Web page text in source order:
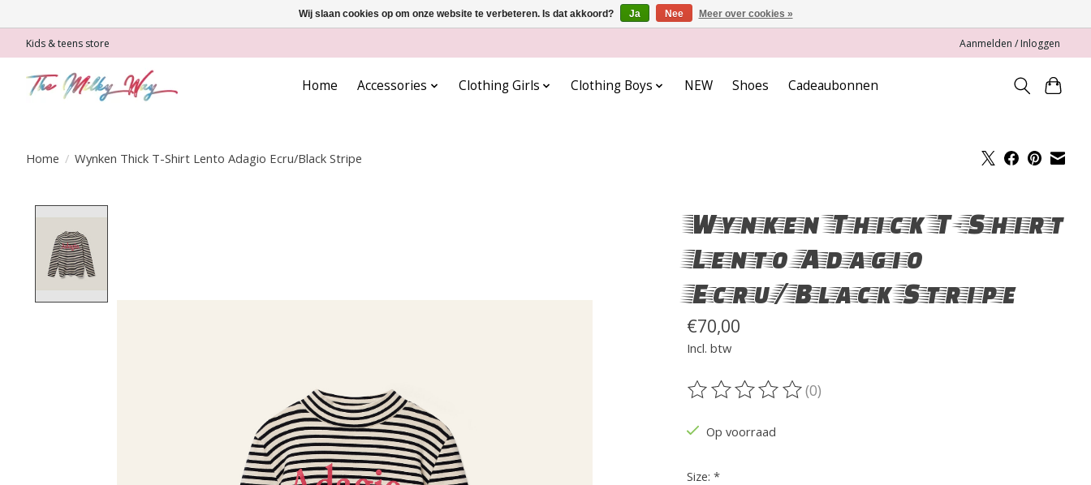
Kids & teens store Aanmelden / Inloggen
Home Accessories Clothing Girls Clothing Boys NEW Shoes Cadeaubonnen
Home / Wynken Thick T-Shirt Lento Adagio Ecru/Black Stripe
Wynken Thick T-Shirt
Lento Adagio
Ecru/Black Stripe
€70,00
Incl. btw
De beoordeling van dit product is
(0)
Op voorraad
Size: *
Wij slaan cookies op om onze website te verbeteren. Is dat akkoord? Ja Nee Meer over cookies »